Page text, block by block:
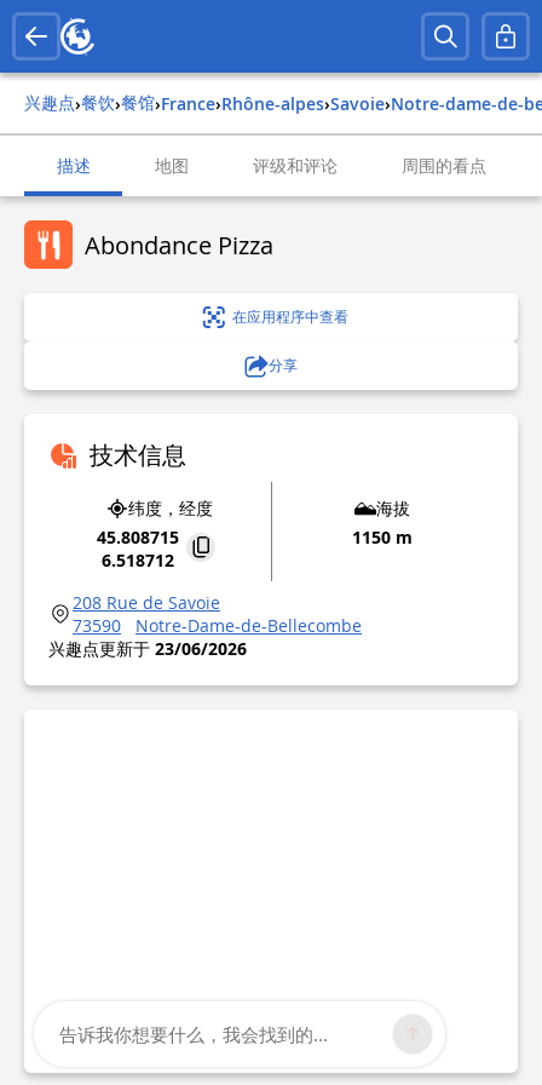
兴趣点› 餐饮› 餐馆› france› rhône-alpes› savoie› notre-dame-de-
描述 地图 评级和评论 周围的看点
Abondance Pizza
在应用程序中查看
分享
技术信息
纬度，经度
45.808715
6.518712
海拔
1150 m
208 Rue de Savoie
73590
Notre-Dame-de-Bellecombe
兴趣点更新于 23/06/2026
告诉我你想要什么，我会找到的...